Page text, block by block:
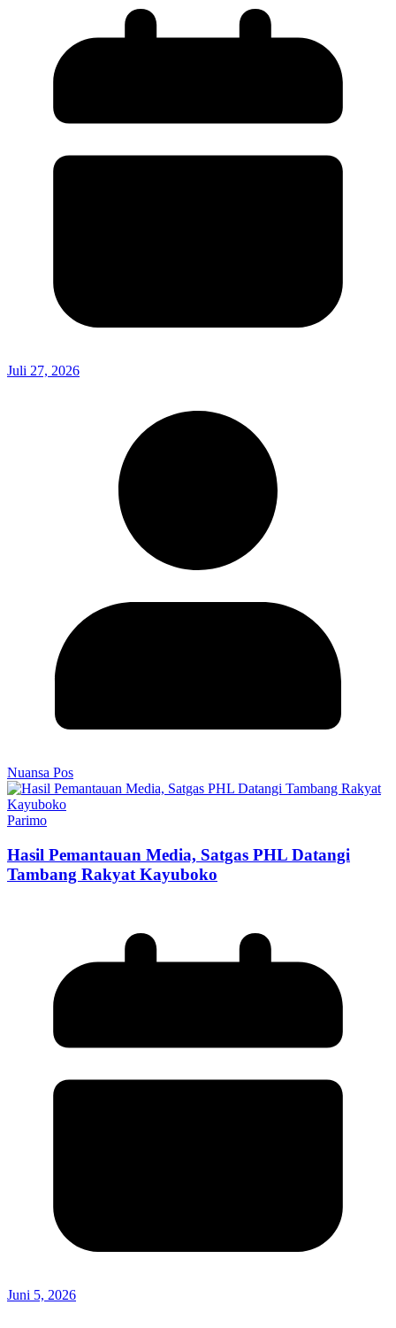
Juli 27, 2026
Nuansa Pos
Parimo
Hasil Pemantauan Media, Satgas PHL Datangi
Tambang Rakyat Kayuboko
Juni 5, 2026